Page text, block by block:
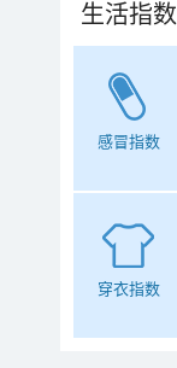
生活指数
感冒指数
穿衣指数